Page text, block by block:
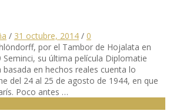
/ 31 octubre, 2014 / 0
por el Tambor de Hojalata en
su última película Diplomatie
basada en hechos reales cuenta lo
del 24 al 25 de agosto de 1944, en que
Poco antes …